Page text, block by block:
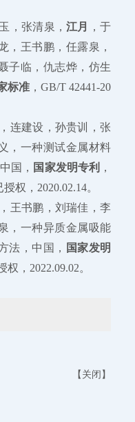
，张清泉，江月
，于
，王书鹏，任露泉，
子临，仇志烨，仿生
标准 ，GB/T 42441-20
连建设，孙贵训，张
，一种测试金属材料
国， 国家发明专利 ，
权，2020.02.14。
，王书鹏，刘瑞佳，李
，一种异质金属吸能
法，中国，
国家发明
权，2022.09.02。
【 关闭 】